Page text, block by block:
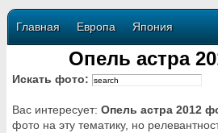
Главная Европа Япония
Опель астра
Искать фото:
Вас интересует: Опель астра 2012
фото на эту тематику, но